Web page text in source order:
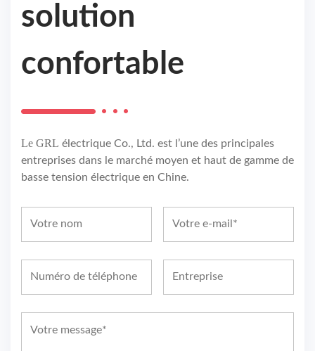
solution
confortable
Le GRL électrique Co., Ltd. est l’une des principales
entreprises dans le marché moyen et haut de gamme de
basse tension électrique en Chine.